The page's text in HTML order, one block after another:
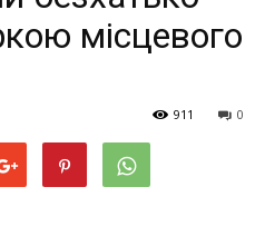
місцевого
0
911